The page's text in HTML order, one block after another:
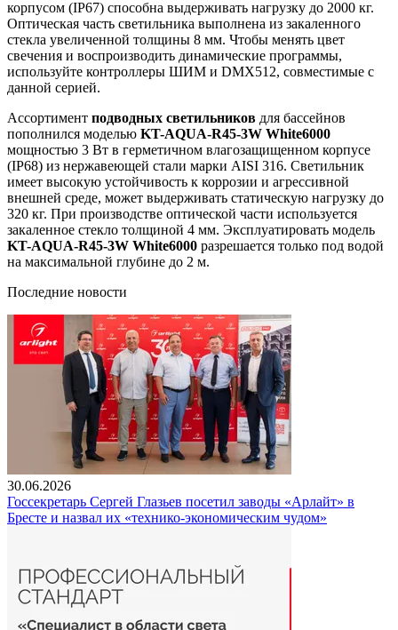
корпусом (IP67) способна выдерживать нагрузку до 2000 кг.
Оптическая часть светильника выполнена из закаленного
стекла увеличенной толщины 8 мм. Чтобы менять цвет
свечения и воспроизводить динамические программы,
используйте контроллеры ШИМ и DMX512, совместимые с
данной серией.
Ассортимент подводных светильников для бассейнов
пополнился моделью KT-AQUA-R45-3W White6000
мощностью 3 Вт в герметичном влагозащищенном корпусе
(IP68) из нержавеющей стали марки AISI 316. Светильник
имеет высокую устойчивость к коррозии и агрессивной
внешней среде, может выдерживать статическую нагрузку до
320 кг. При производстве оптической части используется
закаленное стекло толщиной 4 мм. Эксплуатировать модель
KT-AQUA-R45-3W White6000 разрешается только под водой
на максимальной глубине до 2 м.
Последние новости
30.06.2026
Госсекретарь Сергей Глазьев посетил заводы «Арлайт» в
Бресте и назвал их «технико-экономическим чудом»